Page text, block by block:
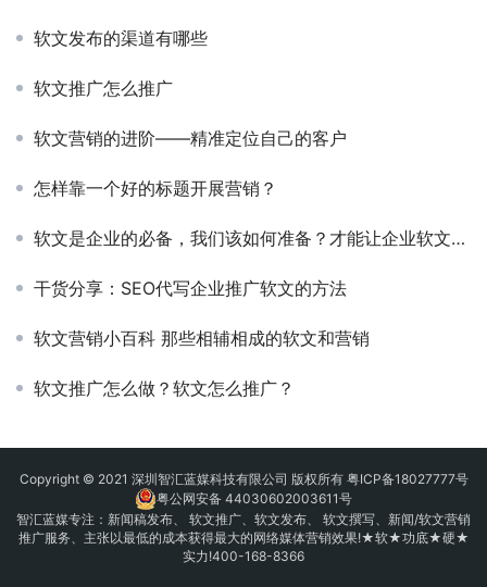
软文发布的渠道有哪些
软文推广怎么推广
软文营销的进阶——精准定位自己的客户
怎样靠一个好的标题开展营销？
软文是企业的必备，我们该如何准备？才能让企业软文信手拈来？
干货分享：SEO代写企业推广软文的方法
软文营销小百科 那些相辅相成的软文和营销
软文推广怎么做？软文怎么推广？
Copyright © 2021 深圳智汇蓝媒科技有限公司 版权所有 粤ICP备18027777号
粤公网安备 44030602003611号
智汇蓝媒专注： 新闻稿发布、 软文推广、 软文发布、 软文撰写、新闻/软文营销
推广服务、主张以最低的成本获得最大的网络媒体营销效果!★软★功底★硬★
实力!400-168-8366